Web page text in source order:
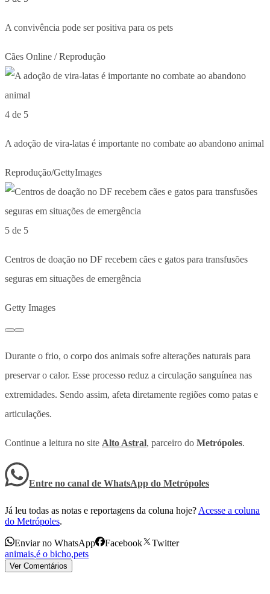
A convivência pode ser positiva para os pets
Cães Online / Reprodução
4 de 5
A adoção de vira-latas é importante no combate ao abandono animal
Reprodução/GettyImages
5 de 5
Centros de doação no DF recebem cães e gatos para transfusões
seguras em situações de emergência
Getty Images
Durante o frio, o corpo dos animais sofre alterações naturais para
preservar o calor. Esse processo reduz a circulação sanguínea nas
extremidades. Sendo assim, afeta diretamente regiões como patas e
articulações.
Continue a leitura no site Alto Astral, parceiro do Metrópoles.
Entre no canal de WhatsApp do Metrópoles
Já leu todas as notas e reportagens da coluna hoje? Acesse a coluna
do Metrópoles.
Enviar no WhatsApp Facebook
Twitter
animais,é o bicho,pets
Ver Comentários